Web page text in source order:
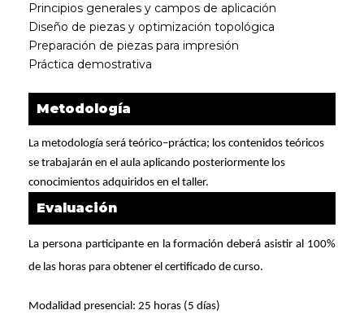
Principios generales y campos de aplicación
Diseño de piezas y optimización topológica
Preparación de piezas para impresión
Práctica demostrativa
Metodología
La metodología será teórico–práctica; los contenidos teóricos
se trabajarán en el aula aplicando posteriormente los
conocimientos adquiridos en el taller.
Evaluación
La persona participante en la formación deberá asistir al 100%
de las horas para obtener el certificado de curso.
Modalidad presencial: 25 horas (5 días)